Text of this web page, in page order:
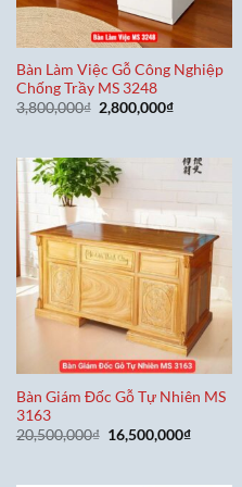
Bàn Làm Việc Gỗ Công Nghiệp
Chống Trầy MS 3248
3,800,000₫ Giá
gốc
2,800,000₫Giá
2,800,000₫.
Bàn Giám Đốc Gỗ Tự Nhiên MS
3163
20,500,000₫ Giá
gốc
16,500,000₫Giá